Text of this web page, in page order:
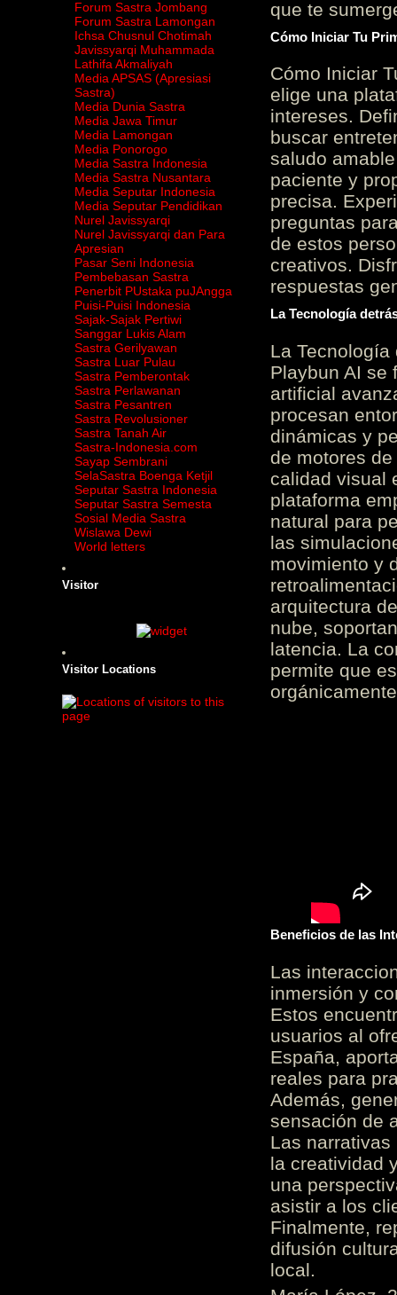
Forum Sastra Jombang
Forum Sastra Lamongan
Ichsa Chusnul Chotimah
Javissyarqi Muhammada
Lathifa Akmaliyah
Media APSAS (Apresiasi
Sastra)
Media Dunia Sastra
Media Jawa Timur
Media Lamongan
Media Ponorogo
Media Sastra Indonesia
Media Sastra Nusantara
Media Seputar Indonesia
Media Seputar Pendidikan
Nurel Javissyarqi
Nurel Javissyarqi dan Para
Apresian
Pasar Seni Indonesia
Pembebasan Sastra
Penerbit PUstaka puJAngga
Puisi-Puisi Indonesia
Sajak-Sajak Pertiwi
Sanggar Lukis Alam
Sastra Gerilyawan
Sastra Luar Pulau
Sastra Pemberontak
Sastra Perlawanan
Sastra Pesantren
Sastra Revolusioner
Sastra Tanah Air
Sastra-Indonesia.com
Sayap Sembrani
SelaSastra Boenga Ketjil
Seputar Sastra Indonesia
Seputar Sastra Semesta
Sosial Media Sastra
Wislawa Dewi
World letters
Visitor
Visitor Locations
que te
Cómo Iniciar Tu
Cómo Iniciar
elige una
intereses.
buscar
saludo
paciente y
precisa.
preguntas
de estos
creativos.
respuestas
La Tecnología
La
Playbun AI se
artificial
procesan
dinámicas y
de motores
calidad visual
plataforma
natural para
las
movimiento y
arquitectura
nube,
latencia. La
permite que
Beneficios de las
Las
inmersión y
Estos
usuarios al
España,
reales para
Además,
sensación de
Las
la creatividad
una
asistir a los
Finalmente,
difusión
local.